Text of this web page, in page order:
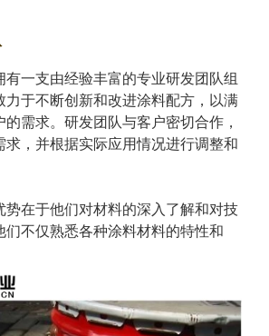
有一支由经验丰富的专业研发团队组
力于不断创新和改进涂料配方，以满
的需求。研发团队与客户密切合作，
求，并根据实际应用情况进行调整和
势在于他们对材料的深入了解和对技
们不仅熟悉各种涂料材料的特性和